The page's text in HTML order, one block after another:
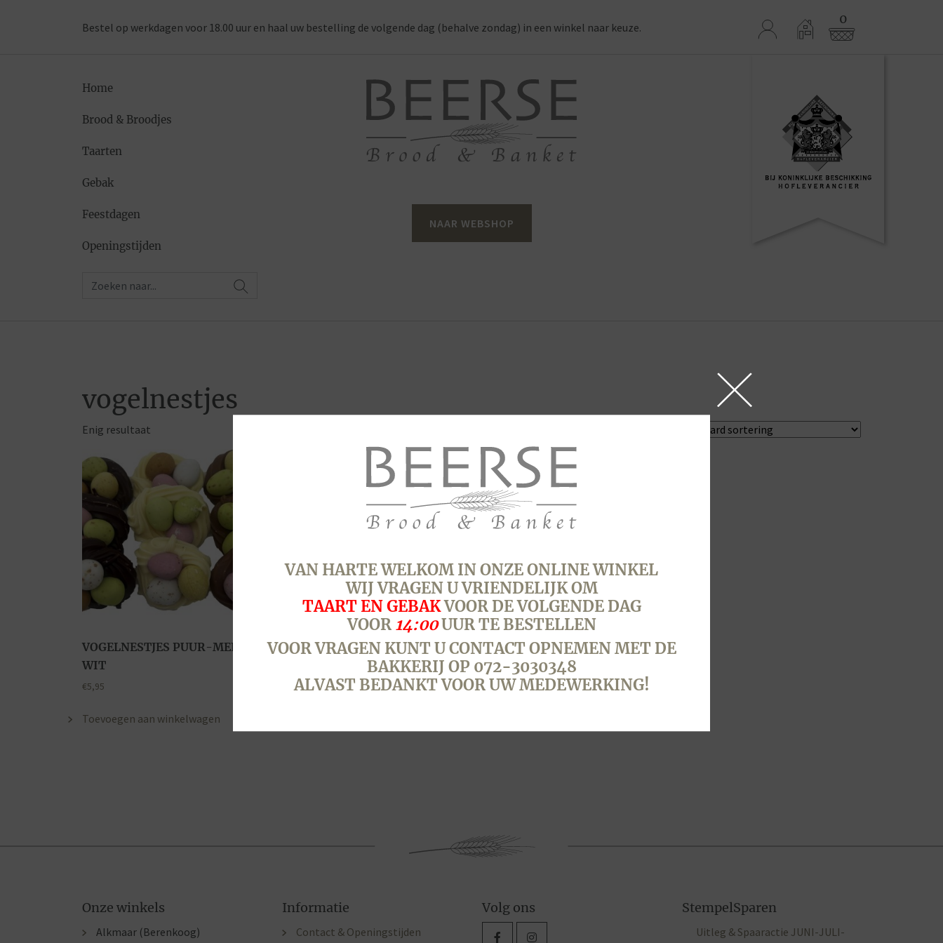
Bestel op werkdagen voor 18.00 uur en haal uw bestelling de volgende dag (behalve zondag) in een winkel naar keuze.
0
Home
Brood & Broodjes
Taarten
Gebak
Feestdagen
Openingstijden
NAAR WEBSHOP
vogelnestjes
Enig resultaat
VOGELNESTJES PUUR-MELK-
WIT
€5,95
Toevoegen aan winkelwagen
Onze winkels
Alkmaar (Berenkoog)
Informatie
Contact & Openingstijden
Volg ons StempelSparen
Uitleg & Spaaractie JUNI-JULI-
VAN HARTE WELKOM IN ONZE ONLINE WINKEL
WIJ VRAGEN U VRIENDELIJK OM
TAART EN GEBAKVOOR DE VOLGENDE DAG
VOOR 14:00UUR TE BESTELLEN
VOOR VRAGEN KUNT U CONTACT OPNEMEN MET DE
BAKKERIJ OP 072-3030348
ALVAST BEDANKT VOOR UW MEDEWERKING!